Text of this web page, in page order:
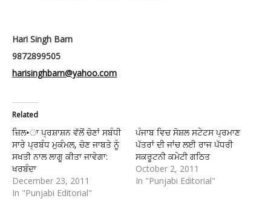
Hari Singh Barn
9872899505
harisinghbarn@yahoo.com
Related
ਜ਼ਿਲ•ਾ ਪ੍ਰਸ਼ਾਸ਼ਨ ਵੱਲੋਂ ਚੋਣਾਂ ਸਬੰਧੀ
ਸਾਰੇ ਪ੍ਰਬੰਧ ਮੁਕੰਮਲ, ਚੋਣ ਜਾਬਤੇ ਨੂੰ
ਸਖਤੀ ਨਾਲ ਲਾਗੂ ਕੀਤਾ ਜਾਵੇਗਾ:
ਖਰਬੰਦਾ
December 23, 2011
In "Punjabi Editorial"
ਪੰਜਾਬ ਵਿਚ ਸੋਸ਼ਲ ਸਟੇਟਸ ਪ੍ਰਮਾਣ
ਪੱਤਰਾਂ ਦੀ ਜਾਂਚ ਲਈ ਰਾਜ ਪੱਧਰੀ
ਸਕਰੂਟਨੀ ਕਮੇਟੀ ਗਠਿਤ
October 2, 2011
In "Punjabi Editorial"